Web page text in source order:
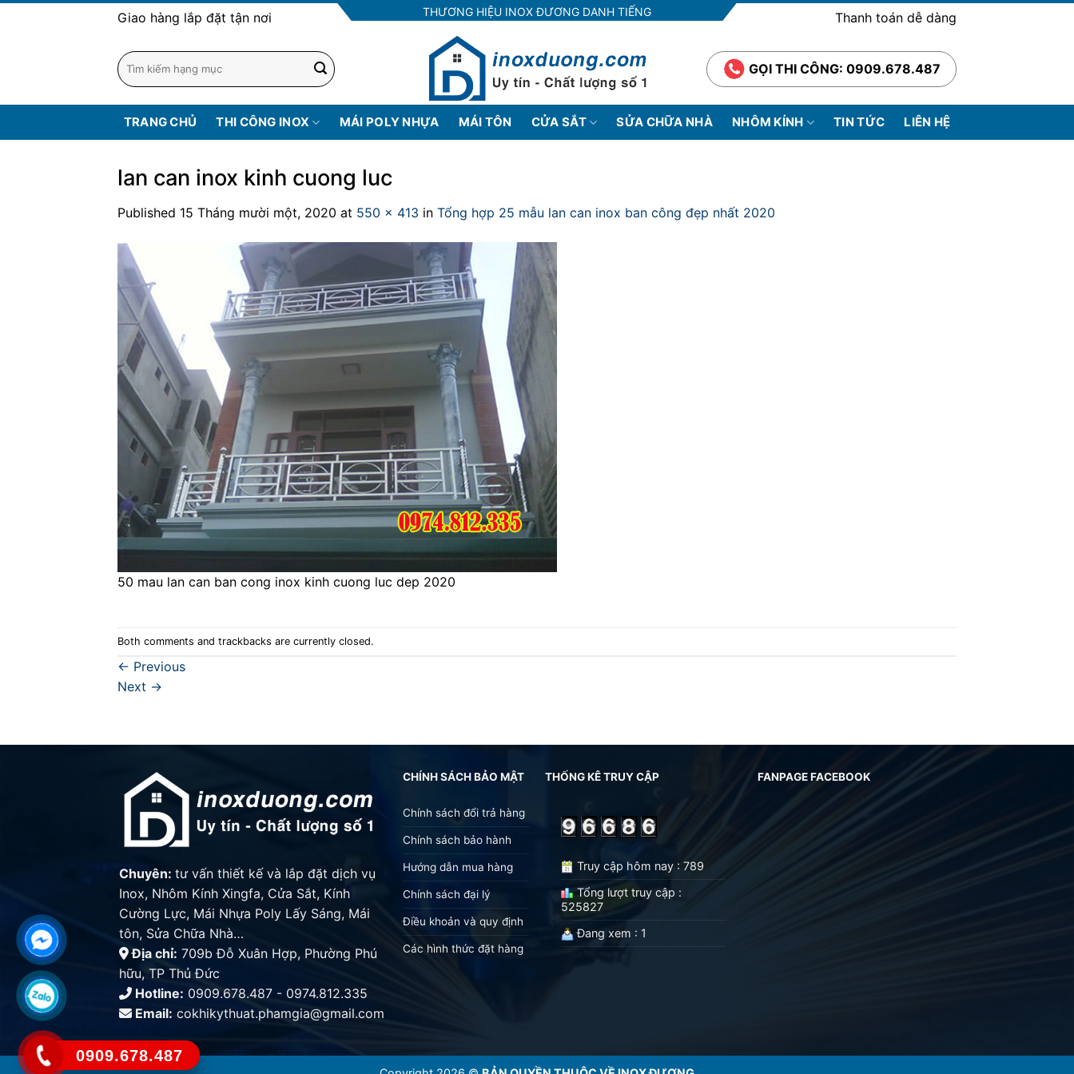
0909.678.487
Giao hàng lắp đặt tận nơi THƯƠNG HIỆU INOX ĐƯƠNG DANH TIẾNG Thanh toán dễ dàng
GỌI THI CÔNG: 0909.678.487
TRANG CHỦ THI CÔNG INOX MÁI POLY NHỰA MÁI TÔN CỬA SẮT SỬA CHỮA NHÀ NHÔM KÍNH TIN TỨC LIÊN HỆ
lan can inox kinh cuong luc
Published 15 Tháng mười một, 2020 at 550 × 413 in Tổng hợp 25 mẫu lan can inox ban công đẹp nhất 2020
50 mau lan can ban cong inox kinh cuong luc dep 2020
Both comments and trackbacks are currently closed.
← Previous
Next →
Chuyên:tư vấn thiết kế và lắp đặt dịch vụ
Inox, Nhôm Kính Xingfa, Cửa Sắt, Kính
Cường Lực, Mái Nhựa Poly Lấy Sáng, Mái
tôn, Sửa Chữa Nhà…
Địa chỉ: 709b Đỗ Xuân Hợp, Phường Phú
hữu, TP Thủ Đức
Hotline: 0909.678.487 - 0974.812.335
Email: cokhikythuat.phamgia@gmail.com
CHÍNH SÁCH BẢO MẬT
Chính sách đổi trả hàng
Chính sách bảo hành
Hướng dẫn mua hàng
Chính sách đại lý
Điều khoản và quy định
Các hình thức đặt hàng
THỐNG KÊ TRUY CẬP
Truy cập hôm nay : 789
Tổng lượt truy cập :
525827
Đang xem : 1
FANPAGE FACEBOOK